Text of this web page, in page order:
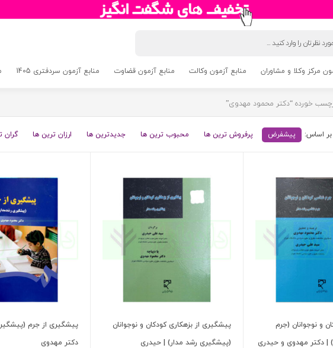
مرکز وکلا و مشاوران منابع آزمون وکالت منابع آزمون قضاوت منابع آزمون سردفتری 1405
خورده “دکتر محمود مهدوی”
پیشفرض پرفروش ترین ها محبوب ترین ها جدیدترین ها ارزان ترین ها گران
و نوجوانان (جرم‌
| دکتر مهدوی و حیدری
پیشگیری از بزهکاری کودکان و نوجوانان
(پیشگیری رشد مدار) | حیدری
پیشگیری از جرم
دکتر مهدوی